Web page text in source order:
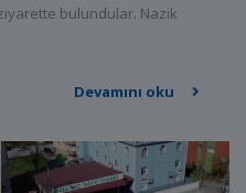
ziyarette bulundular. Nazik
Devamını oku